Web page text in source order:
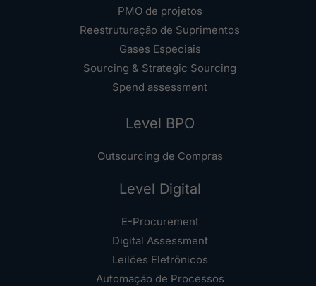
PMO de projetos
Reestruturação de Suprimentos
Gases Especiais
Sourcing & Strategic Sourcing
Spend assessment
Level BPO
Outsourcing de Compras
Level Digital
E-Procurement
Digital Assessment
Leilões Eletrônicos
Automação de Processos